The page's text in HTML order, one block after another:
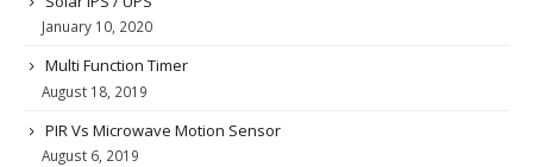
January 10, 2020
Multi Function Timer
August 18, 2019
PIR Vs Microwave Motion Sensor
August 6, 2019